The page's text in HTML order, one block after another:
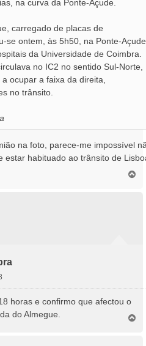
na curva da Ponte-Açude.
carregado de placas de
se ontem, às 5h50, na Ponte-
da Universidade de Coimbra.
no IC2 no sentido Sul-Norte,
ocupar a faixa da direita,
no trânsito.
na foto, parece-me impossível
estar habituado ao trânsito de
horas e confirmo que afectou o
do Almegue.